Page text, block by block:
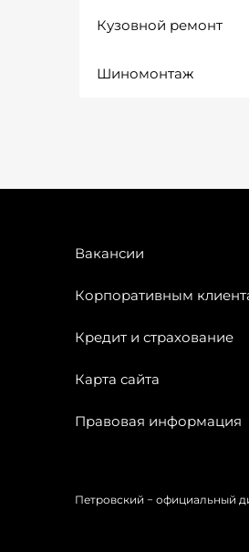
Кузовной ремонт
Шиномонтаж
Вакансии
Корпоративным
Кредит и страхование
Карта сайта
Правовая информация
Петровский − официальный